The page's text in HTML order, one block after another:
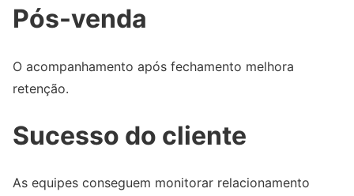
Pós-venda
O acompanhamento após fechamento melhora
retenção.
Sucesso do cliente
As equipes conseguem monitorar relacionamento